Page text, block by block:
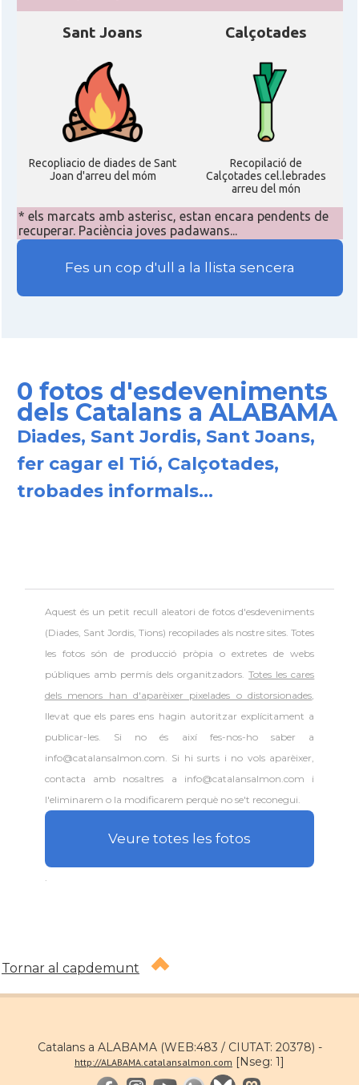
Delegació
Delegació del Govern als Estats
Units i Canadà (New York)
Delegació
Delegació del Govern als Estats
Units i Canadà (Washington)
Consolat Consolat general a Boston
Consolat general a Chicago
Consolat Consolat general a Houston
Consolat general a New York City
Consolat Consolat general a San Francisco
Consolat Consolat general a Washington
Sant Joans
Recopliacio de diades de Sant
Joan d'arreu del móm
Calçotades
Recopilació de
Calçotades cel.lebrades
arreu del món
* els marcats amb asterisc, estan encara pendents de
recuperar. Paciència joves padawans...
Fes un cop d'ull a la llista sencera
0 fotos d'esdeveniments
dels Catalans a ALABAMA
Diades, Sant Jordis, Sant Joans,
fer cagar el Tió, Calçotades,
trobades informals...
Aquest és un petit recull aleatori defotos d'esdeveniments
(Diades, Sant Jordis, Tions) recopilades als nostre sites. Totes
les fotos són de producció pròpia o extretes de webs
públiques amb permís dels organitzadors.Totes les cares
dels menors han d'aparèixer pixelades o distorsionades,
llevat que els pares ens hagin autoritzar explícitament a
publicar-les. Si no és així fes-nos-ho saber a
info@catalansalmon.com. Si hi surts i no vols aparèixer,
contacta amb nosaltres a info@catalansalmon.com i
l'eliminarem o la modificarem perquè no se't reconegui.
Veure totes les fotos
Tornar al capdemunt
Catalans a ALABAMA (WEB:483 / CIUTAT: 20378) -
http://ALABAMA.catalansalmon.com [Nseg: 1]